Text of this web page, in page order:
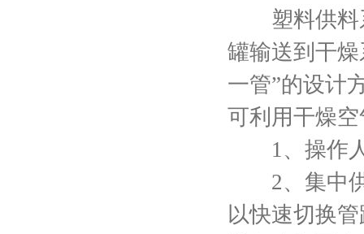
塑料供料系
罐输送到干
一管”的设计
可利用干燥
1、操作人
2、集中供
以快速切换